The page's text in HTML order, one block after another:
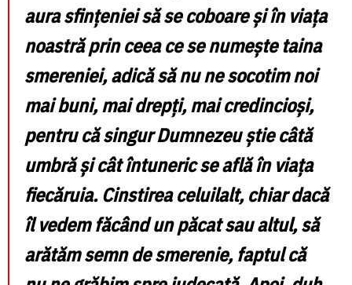
aura sfințeniei să se coboare și în viața
noastră prin ceea ce se numește taina
smereniei, adică să nu ne socotim noi
mai buni, mai drepți, mai credincioși,
pentru că singur Dumnezeu știe câtă
umbră și cât întuneric se află în viața
fiecăruia. Cinstirea celuilalt, chiar dacă
îl vedem făcând un păcat sau altul, să
arătăm semn de smerenie, faptul că